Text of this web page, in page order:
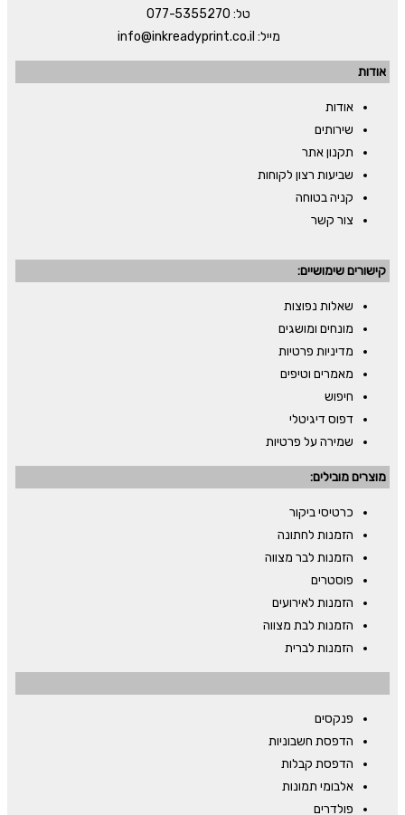
טל: 077-5355270
מייל: info@inkreadyprint.co.il
אודות
אודות
שירותים
תקנון אתר
שביעות רצון לקוחות
קניה בטוחה
צור קשר
קישורים שימושיים:
שאלות נפוצות
מונחים ומושגים
מדיניות פרטיות
מאמרים וטיפים
חיפוש
דפוס דיגיטלי
שמירה על פרטיות
מוצרים מובילים:
כרטיסי ביקור
הזמנות לחתונה
הזמנות לבר מצווה
פוסטרים
הזמנות לאירועים
הזמנות לבת מצווה
הזמנות לברית
פנקסים
הדפסת חשבוניות
הדפסת קבלות
אלבומי תמונות
פולדרים